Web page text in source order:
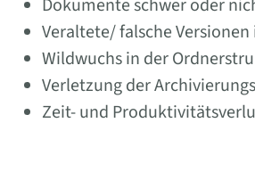
Dokumente schwer oder
Veraltete/ falsche
Wildwuchs in der
Verletzung der
Zeit- und